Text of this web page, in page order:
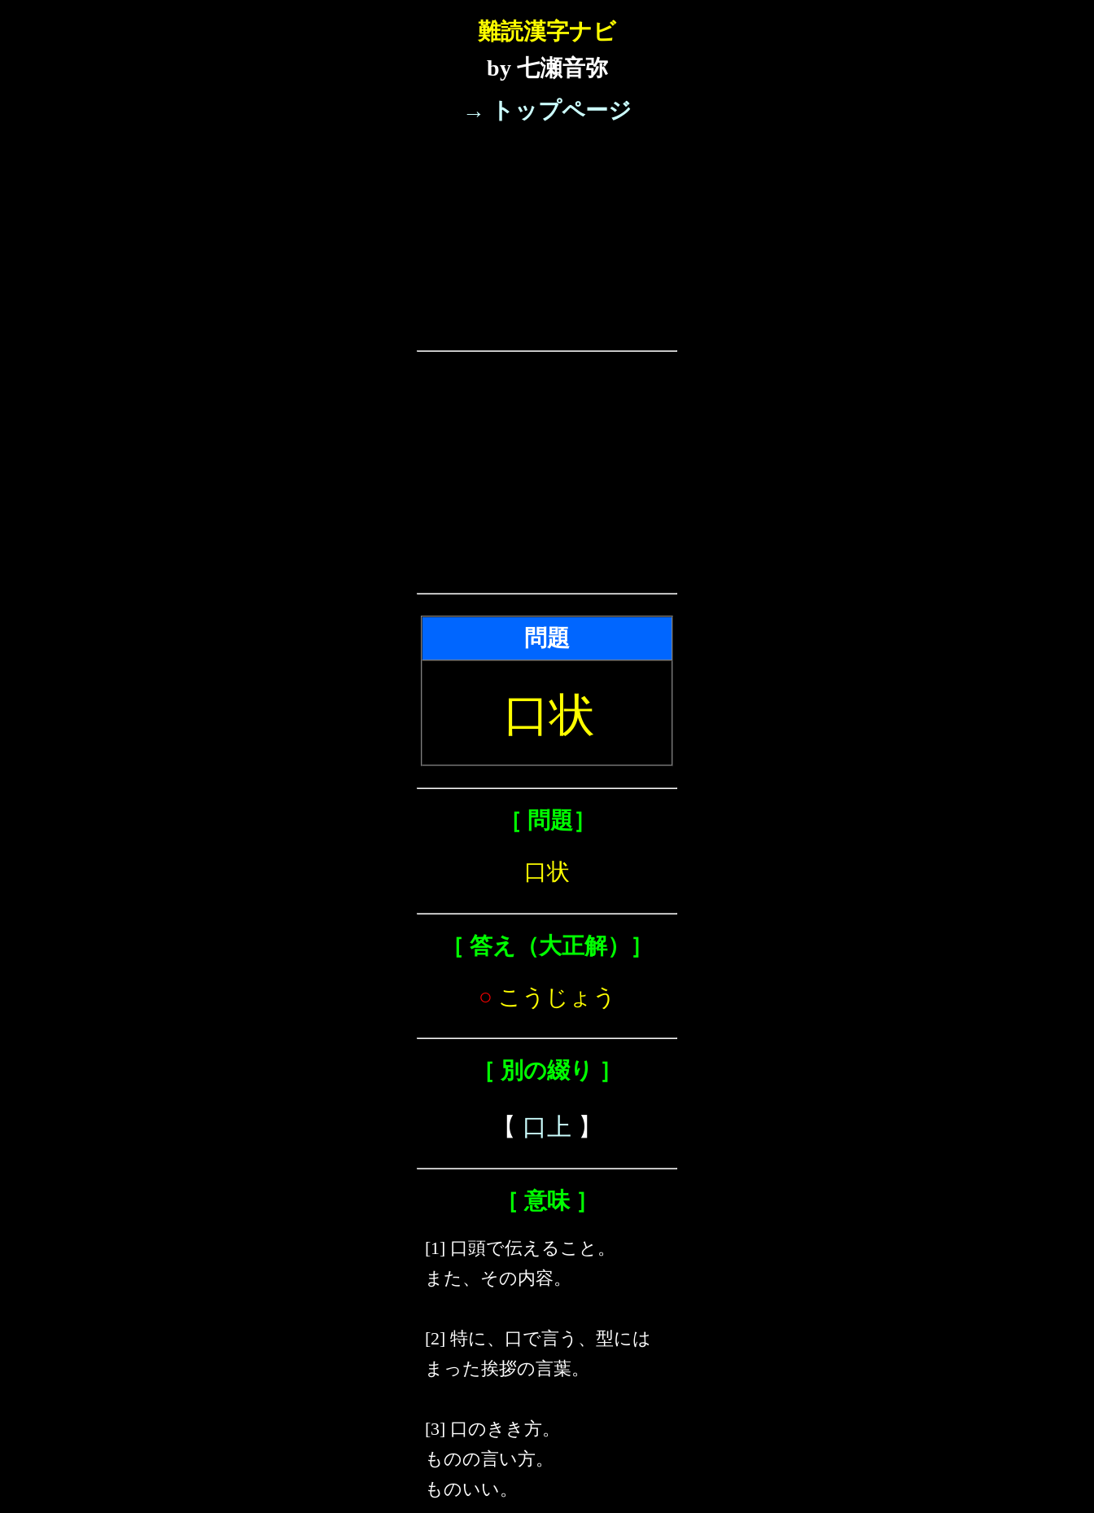
難読漢字ナビ
by 七瀬音弥
→ トップページ
問題
口状
［ 問題］
口状
［ 答え（大正解）］
○ こうじょう
［ 別の綴り ］
【 口上 】
［ 意味 ］
[1] 口頭で伝えること。
また、その内容。
[2] 特に、口で言う、型には
まった挨拶の言葉。
[3] 口のきき方。
ものの言い方。
ものいい。